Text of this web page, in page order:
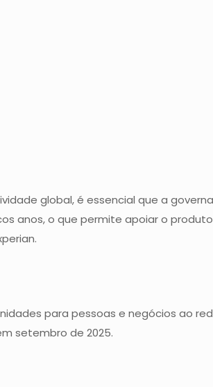
global, é essencial que a
anos, o que permite apoiar o
para pessoas e negócios ao
setembro de 2025.